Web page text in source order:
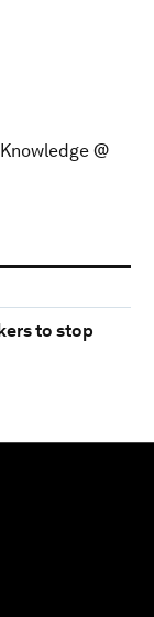
@
to stop